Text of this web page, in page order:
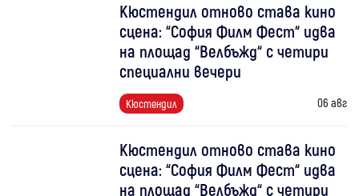
Кюстендил отново става кино
сцена: “София Филм Фест“ идва
на площад “Велбъжд“ с четири
специални вечери
Кюстендил 06 авг
Кюстендил отново става кино
сцена: “София Филм Фест“ идва
на площад “Велбъжд“ с четири